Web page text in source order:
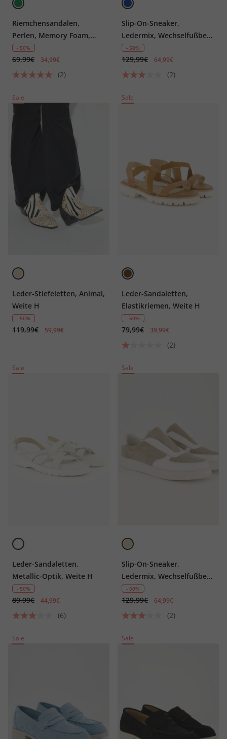
Riemchensandalen,
Perlen, Memory Foam,
Weite H
- 50%
69,99€ 34,99€
(2)
Slip-On-Sneaker,
Ledermix, Wechselfußbett,
Weite H
- 50%
129,99€ 64,99€
(2)
Sale
Leder-Stiefeletten, Animal,
Weite H
- 50%
119,99€ 59,99€
Sale
Leder-Sandaletten,
Elastikriemen, Weite H
- 50%
79,99€ 39,99€
(2)
Sale
Leder-Sandaletten,
Metallic-Optik, Weite H
- 50%
89,99€ 44,99€
(6)
Sale
Slip-On-Sneaker,
Ledermix, Wechselfußbett,
Weite H
- 50%
129,99€ 64,99€
(2)
Sale Sale